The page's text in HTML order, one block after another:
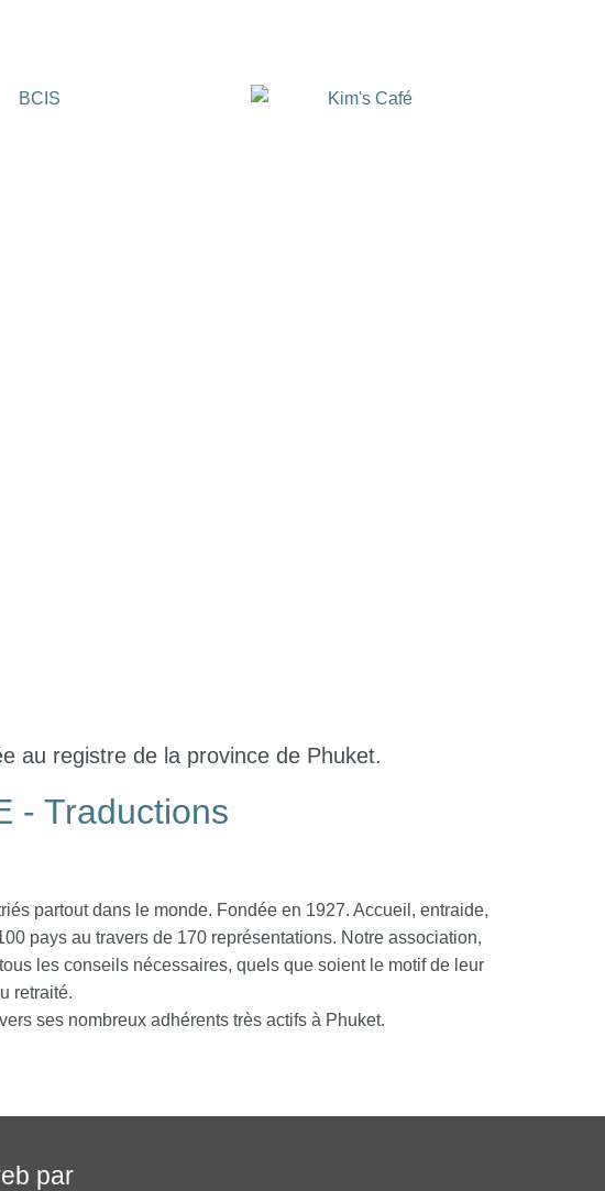
au registre de la province de Phuket.
- Traductions
partout dans le monde. Fondée en 1927. Accueil, entraide,
pays au travers de 170 représentations. Notre association,
les conseils nécessaires, quels que soient le motif de leur
retraité.
ses nombreux adhérents très actifs à Phuket.
par